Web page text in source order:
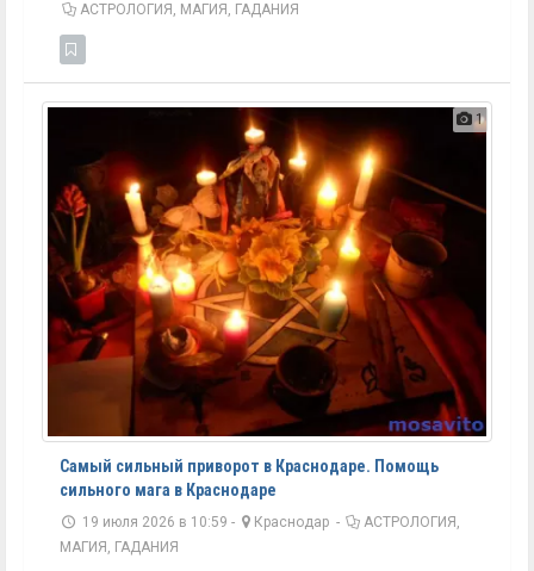
АСТРОЛОГИЯ, МАГИЯ, ГАДАНИЯ
1
Самый сильный приворот в Краснодаре. Помощь
сильного мага в Краснодаре
19 июля 2026 в 10:59 - Краснодар -
АСТРОЛОГИЯ,
МАГИЯ, ГАДАНИЯ